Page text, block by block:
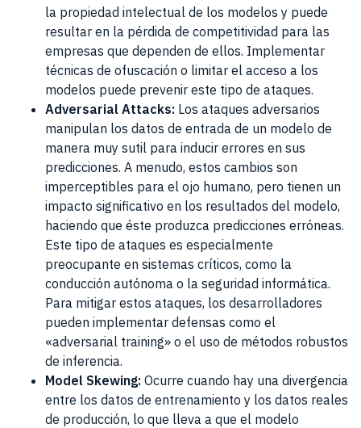
la propiedad intelectual de los modelos y puede
resultar en la pérdida de competitividad para las
empresas que dependen de ellos. Implementar
técnicas de ofuscación o limitar el acceso a los
modelos puede prevenir este tipo de ataques.
Adversarial Attacks: Los ataques adversarios
manipulan los datos de entrada de un modelo de
manera muy sutil para inducir errores en sus
predicciones. A menudo, estos cambios son
imperceptibles para el ojo humano, pero tienen un
impacto significativo en los resultados del modelo,
haciendo que éste produzca predicciones erróneas.
Este tipo de ataques es especialmente
preocupante en sistemas críticos, como la
conducción autónoma o la seguridad informática.
Para mitigar estos ataques, los desarrolladores
pueden implementar defensas como el
«adversarial training» o el uso de métodos robustos
de inferencia.
Model Skewing: Ocurre cuando hay una divergencia
entre los datos de entrenamiento y los datos reales
de producción, lo que lleva a que el modelo